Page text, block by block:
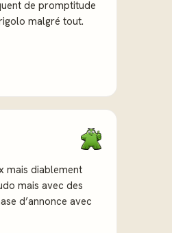
de promptitude
malgré tout.
mais diablement
mais avec des
d’annonce avec